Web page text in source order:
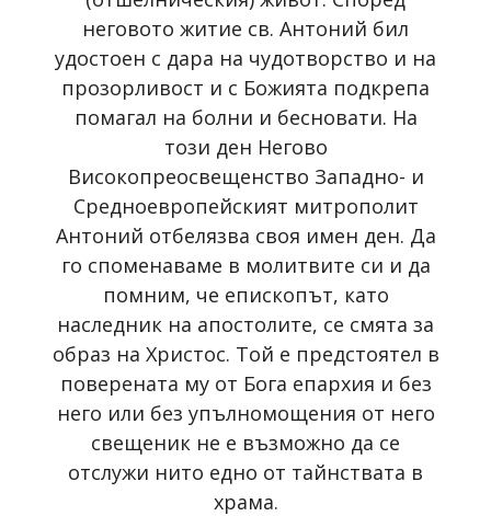
неговото житие св. Антоний бил
удостоен с дара на чудотворство и на
прозорливост и с Божията подкрепа
помагал на болни и бесновати. На
този ден Негово
Високопреосвещенство Западно- и
Средноевропейският митрополит
Антоний отбелязва своя имен ден. Да
го споменаваме в молитвите си и да
помним, че епископът, като
наследник на апостолите, се смята за
образ на Христос. Той е предстоятел в
поверената му от Бога епархия и без
него или без упълномощения от него
свещеник не е възможно да се
отслужи нито едно от тайнствата в
храма.